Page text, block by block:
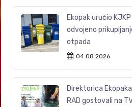
Ekopak uručio
odvojeno
otpada
04.08.2026
Direktorica
RAD gostovali na